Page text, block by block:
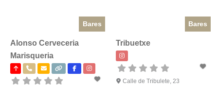
Bares
Alonso Cerveceria
Marisqueria
Bares
Tribuetxe
Calle de Tribulete, 23